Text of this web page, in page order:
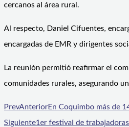
cercanos al área rural.
Al respecto, Daniel Cifuentes,
encargadas de EMR y dirigentes
La reunión permitió reafirmar el
comunidades rurales, asegurando
PrevAnteriorEn Coquimbo más de
Siguiente1er festival de